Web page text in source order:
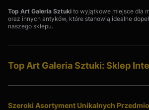
Top Art Galeria Sztuki to wyjątkowe miejsce dla
oraz innych antyków, które stanowią idealne
naszego sklepu.
Top Art Galeria Sztuki: Sklep
Szeroki Asortyment Unikalnych